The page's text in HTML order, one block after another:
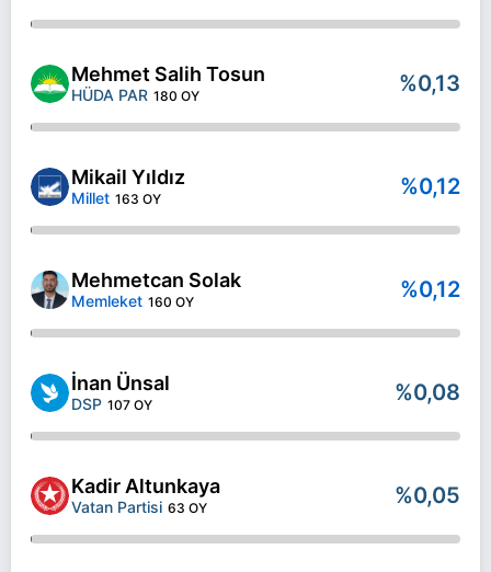
Mehmet Salih Tosun
HÜDA PAR 180 OY %0,13
Mikail Yıldız
Millet 163 OY %0,12
Mehmetcan Solak
Memleket 160 OY %0,12
İnan Ünsal
DSP 107 OY %0,08
Kadir Altunkaya
Vatan Partisi 63 OY %0,05